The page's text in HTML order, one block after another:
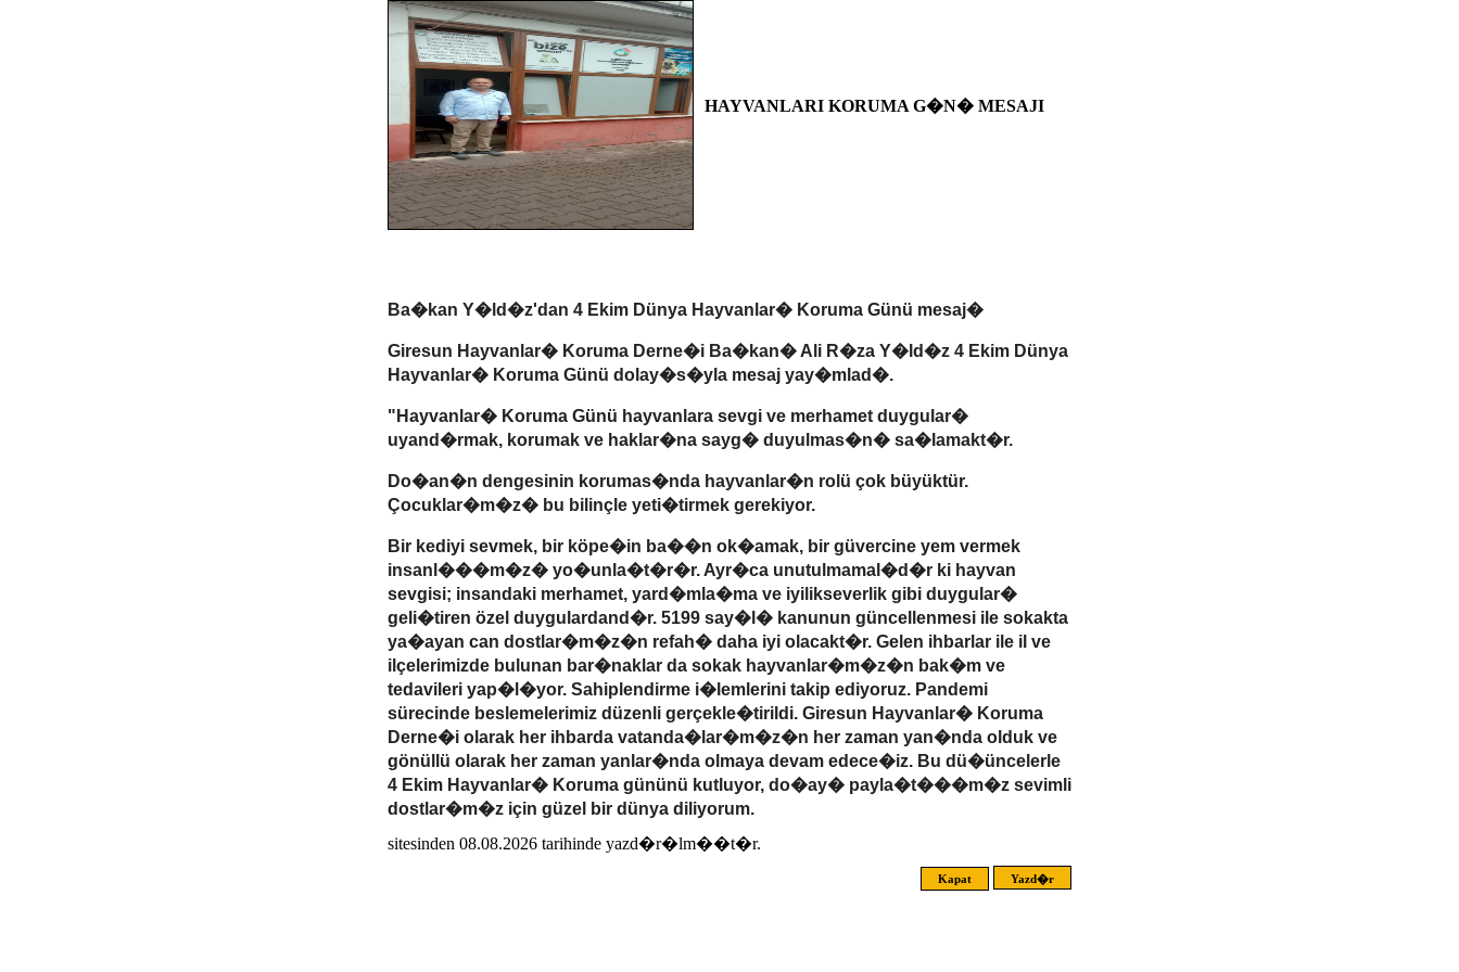
HAYVANLARI KORUMA G�N� MESAJI
Ba�kan Y�ld�z'dan 4 Ekim Dünya Hayvanlar� Koruma Günü mesaj�
Giresun Hayvanlar� Koruma Derne�i Ba�kan� Ali R�za Y�ld�z 4 Ekim Dünya
Hayvanlar� Koruma Günü dolay�s�yla mesaj yay�mlad�.
"Hayvanlar� Koruma Günü hayvanlara sevgi ve merhamet duygular�
uyand�rmak, korumak ve haklar�na sayg� duyulmas�n� sa�lamakt�r.
Do�an�n dengesinin korumas�nda hayvanlar�n rolü çok büyüktür.
Çocuklar�m�z� bu bilinçle yeti�tirmek gerekiyor.
Bir kediyi sevmek, bir köpe�in ba��n ok�amak, bir güvercine yem vermek
insanl���m�z� yo�unla�t�r�r. Ayr�ca unutulmamal�d�r ki hayvan
sevgisi; insandaki merhamet, yard�mla�ma ve iyilikseverlik gibi duygular�
geli�tiren özel duygulardand�r. 5199 say�l� kanunun güncellenmesi ile sokakta
ya�ayan can dostlar�m�z�n refah� daha iyi olacakt�r. Gelen ihbarlar ile il ve
ilçelerimizde bulunan bar�naklar da sokak hayvanlar�m�z�n bak�m ve
tedavileri yap�l�yor. Sahiplendirme i�lemlerini takip ediyoruz. Pandemi
sürecinde beslemelerimiz düzenli gerçekle�tirildi. Giresun Hayvanlar� Koruma
Derne�i olarak her ihbarda vatanda�lar�m�z�n her zaman yan�nda olduk ve
gönüllü olarak her zaman yanlar�nda olmaya devam edece�iz. Bu dü�üncelerle
4 Ekim Hayvanlar� Koruma gününü kutluyor, do�ay� payla�t���m�z sevimli
dostlar�m�z için güzel bir dünya diliyorum.
sitesinden 08.08.2026 tarihinde yazd�r�lm��t�r.